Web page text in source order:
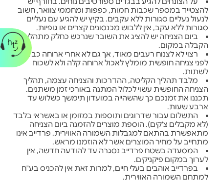
להצטייד במספר שכבות חמות, כפפות ומחממי צוואר, חשוב
לנעול נעליים סגורות ללא עקבים. בקיץ יש להגיע עם נעליים
סגורות ללא עקב, אין ללבוש מכנסונים קצרים או גופיות.
ביום הצניחה יש להציג את השובר שנרכש כחלק מתהליך
הקבלה במקום.
רצוי לא לצנוח רעבים מאוד, אך גם לא אחרי ארוחה כבדה.
לפני צניחה חופשית מומלץ לאכול ארוחה קלה ולא לשכוח
לשתות.
מלבד תהליך הקליטה, ההדרכות והצניחה עצמה, תהליך
הצניחה החופשית עשוי לכלול המתנה באורכי זמן משתנים.
תכננו את זמנכם כך שהשהייה במועדון תימשך כשלוש עד
ארבע שעות.
התשלום עבור שדרוגים ותוספות במזומן או באשראי בלבד
(לא מקבלים צ'קים). הוספת מוצרים להזמנה ביום הצניחה
מתאפשרת בהתאם למגבלות השמורה האווירית. פרדייב אינו
מתחייב על מחיר המוצרים אשר לא הוזמנו מראש.
המסעדה בשטח פרדייב נסגרה עד להודעה חדשה, אין
לערוך במקום פיקניקים.
בפרדייב אוהבים בעלי חיים, למרות זאת אין להכניס בע"ח
למתחם השמורה האווירית.